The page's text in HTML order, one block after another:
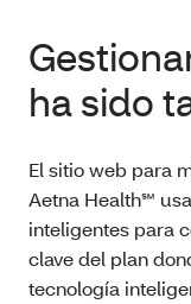
ha sido
El sitio web para
Aetna Health℠
inteligentes para
clave del plan
tecnología